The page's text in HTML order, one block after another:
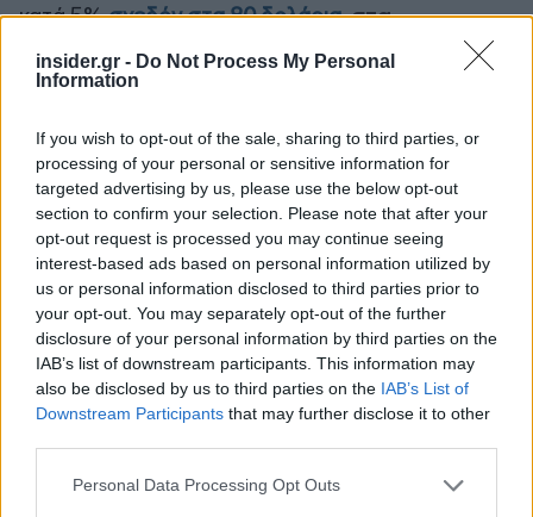
insider.gr - Do Not Process My Personal
Information
If you wish to opt-out of the sale, sharing to third parties, or
processing of your personal or sensitive information for
targeted advertising by us, please use the below opt-out
section to confirm your selection. Please note that after your
opt-out request is processed you may continue seeing
interest-based ads based on personal information utilized by
us or personal information disclosed to third parties prior to
your opt-out. You may separately opt-out of the further
disclosure of your personal information by third parties on the
IAB’s list of downstream participants. This information may
also be disclosed by us to third parties on the IAB’s List of
Downstream Participants that may further disclose it to other
Please note that this website/app uses one or more Google
Personal Data Processing Opt Outs
κατά 5%σχεδόν στα 80 δολάρια,στα
χαμηλότερα επίπεδα από τις 10 Μαρτίου.